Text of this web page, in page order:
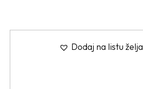
Dodaj na listu želja